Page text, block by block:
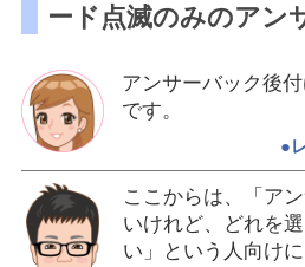
ード点滅のみのアン
アンサーバック後
です。
●
ここからは、「ア
いけれど、どれを
い」という人向け